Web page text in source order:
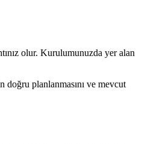
olur. Kurulumunuzda yer alan
planlanmasını ve mevcut